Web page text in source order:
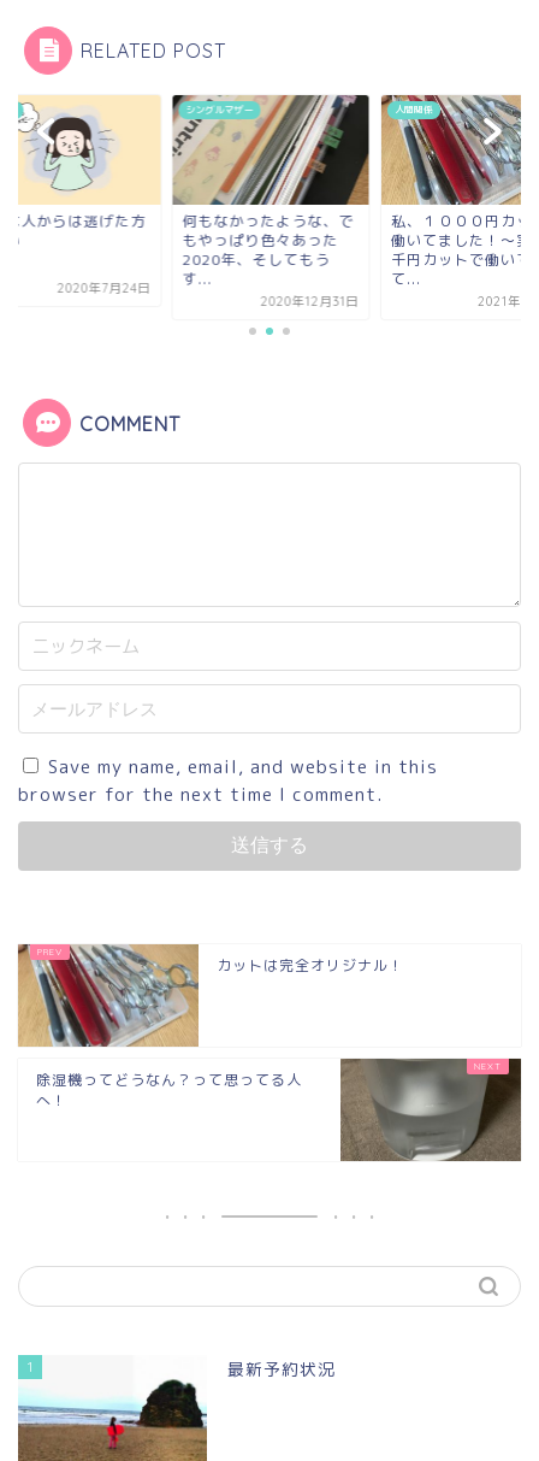
RELATED POST
ルマザー
なかったような、で
ぱり色々あった
人間関係
私、１０００円カットで
働いてました！〜実際、
千円カットで働いてみ
て...
2021年9月13日
人間関係
苦手な人からは逃げ
がいい
COMMENT
Save my name, email, and website in this
browser for the next time I comment.
カットは完全オリジナル！
除湿機ってどうなん？って思ってる人
へ！
1 最新予約状況